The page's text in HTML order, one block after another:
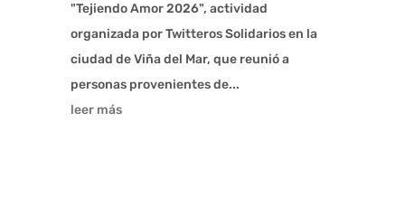
"Tejiendo Amor 2026", actividad
organizada por Twitteros Solidarios en la
ciudad de Viña del Mar, que reunió a
personas provenientes de...
leer más